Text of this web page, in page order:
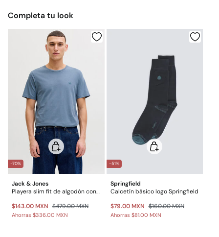
Planchado suave
No lavar en seco
CDMX y Área Metropolitana: 1-2 días.
Gratis en pedidos superiores a $699
Otros estados de la República Mexicana: 2-5 días
$ 55
Gratis en pedidos superiores a $699
*Días laborables (L-V).
Completa tu look
-70%
Jack & Jones
Playera slim fit de algodón con logo icono
$143.00 MXN $479.00 MXN
Ahorras $336.00 MXN
-51%
Springfield
Calcetín básico logo Springfield
$79.00 MXN $160.00 MXN
Ahorras $81.00 MXN